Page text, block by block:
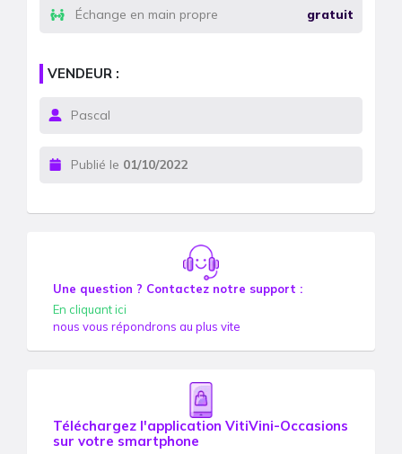
Échange en main propre gratuit
VENDEUR :
Pascal
Publié le 01/10/2022
Une question ? Contactez notre support :
En cliquant ici
nous vous répondrons au plus vite
Téléchargez l'application VitiVini-Occasions
sur votre smartphone